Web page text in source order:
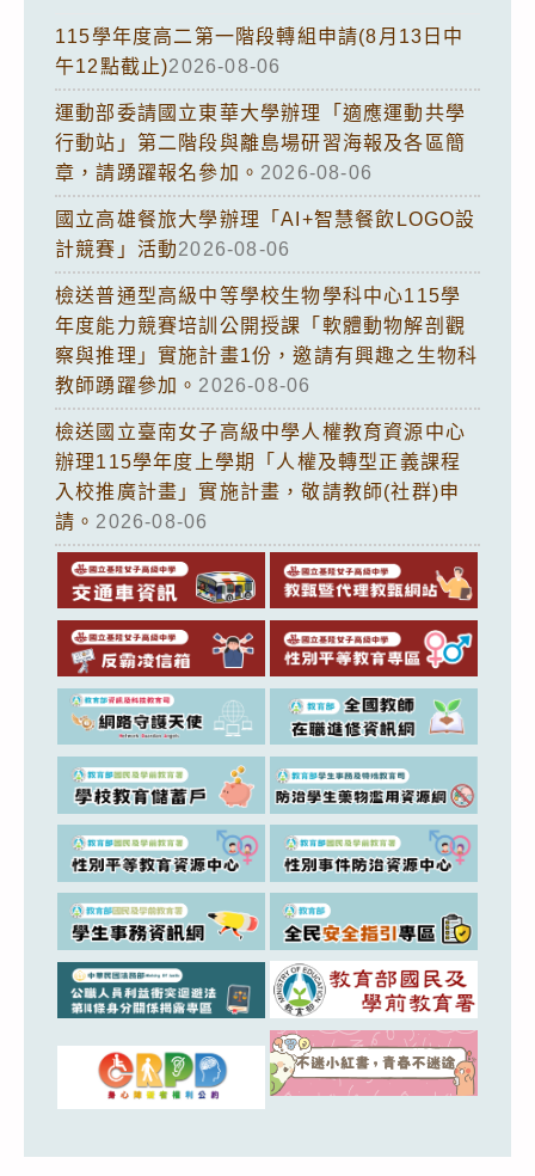
115學年度高二第一階段轉組申請(8月13日中
午12點截止)2026-08-06
運動部委請國立東華大學辦理「適應運動共學
行動站」第二階段與離島場研習海報及各區簡
章，請踴躍報名參加。 2026-08-06
國立高雄餐旅大學辦理「AI+智慧餐飲LOGO設
計競賽」活動2026-08-06
檢送普通型高級中等學校生物學科中心115學
年度能力競賽培訓公開授課「軟體動物解剖觀
察與推理」實施計畫1份，邀請有興趣之生物科
教師踴躍參加。 2026-08-06
檢送國立臺南女子高級中學人權教育資源中心
辦理115學年度上學期「人權及轉型正義課程
入校推廣計畫」實施計畫，敬請教師(社群)申
請。 2026-08-06